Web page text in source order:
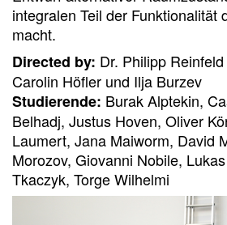
integralen Teil der Funktionalität
macht.
Directed by: Dr. Philipp
Carolin Höfler und Ilja Burzev
Studierende: Burak Alptekin,
Belhadj, Justus Hoven, Oliver
Laumert, Jana Maiworm, David
Morozov, Giovanni Nobile,
Tkaczyk, Torge Wilhelmi